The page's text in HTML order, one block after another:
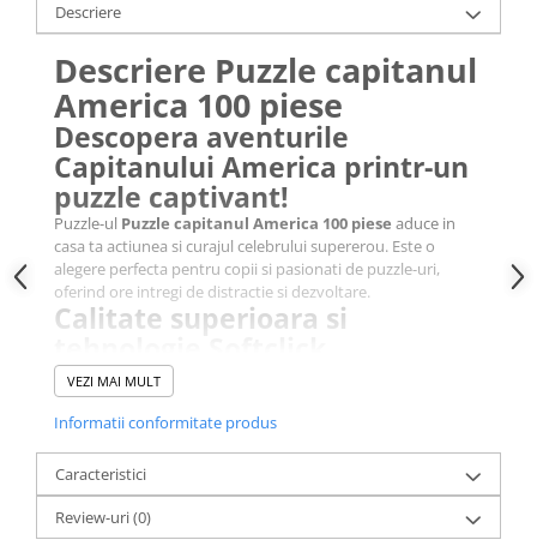
Descriere
Descriere Puzzle capitanul
America 100 piese
Descopera aventurile
Capitanului America printr-un
puzzle captivant!
Puzzle-ul Puzzle capitanul America 100 piese aduce in
casa ta actiunea si curajul celebrului supererou. Este o
alegere perfecta pentru copii si pasionati de puzzle-uri,
oferind ore intregi de distractie si dezvoltare.
Calitate superioara si
Fiecare piesa a puzzle-ului
pieseeste lucrata manual pentru o potrivire exacta si
rezistenta. Tehnologia Softclick asigura o fixare sigura si o
Beneficii educative si
distractie garantata
Acest puzzle sprijina dezvoltarea gandirii logice, a rabdarii si
VEZI MAI MULT
Informatii conformitate produs
Caracteristici
Review-uri(0)